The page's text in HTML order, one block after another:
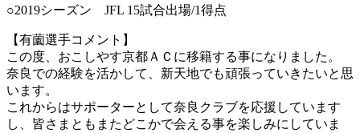
○2019シーズン JFL 15試合出場/1得点
【有薗選手コメント】
この度、おこしやす京都ＡＣに移籍する事になりました。
奈良での経験を活かして、新天地でも頑張っていきたいと思
います。
これからはサポーターとして奈良クラブを応援しています
し、皆さまともまたどこかで会える事を楽しみにしていま